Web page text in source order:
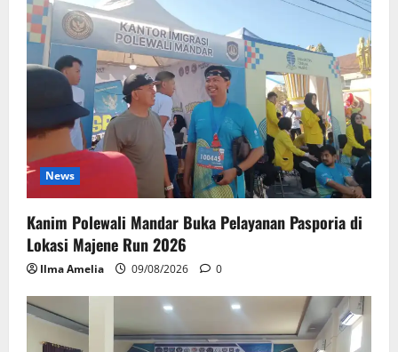
News
Kanim Polewali Mandar Buka Pelayanan Pasporia di
Lokasi Majene Run 2026
Ilma Amelia 09/08/2026 0